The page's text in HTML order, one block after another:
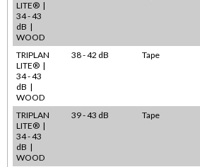
LITE® |
34 - 43
dB |
WOOD
TRIPLAN
LITE® |
34 - 43
dB |
WOOD
38 - 42 dB Tape
TRIPLAN
LITE® |
34 - 43
dB |
WOOD
39 - 43 dB Tape